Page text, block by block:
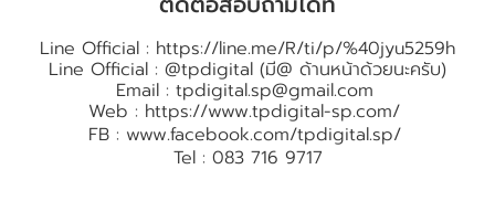
Line Official : https://line.me/R/ti/p/%40jyu5259h
Line Official : @tpdigital (มี@ ด้านหน้าด้วยนะครับ)
Email : tpdigital.sp@gmail.com
Web : https://www.tpdigital-sp.com/
FB : www.facebook.com/tpdigital.sp/
Tel : 083 716 9717